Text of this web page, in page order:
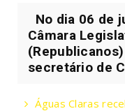
No dia 06 de
Câmara
secretário de
Águas Claras